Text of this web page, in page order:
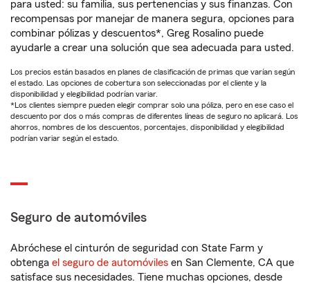
para usted: su familia, sus pertenencias y sus finanzas. Con
recompensas por manejar de manera segura, opciones para
combinar pólizas y descuentos*, Greg Rosalino puede
ayudarle a crear una solución que sea adecuada para usted.
Los precios están basados en planes de clasificación de primas que varían según
el estado. Las opciones de cobertura son seleccionadas por el cliente y la
disponibilidad y elegibilidad podrían variar.
*Los clientes siempre pueden elegir comprar solo una póliza, pero en ese caso el
descuento por dos o más compras de diferentes líneas de seguro no aplicará. Los
ahorros, nombres de los descuentos, porcentajes, disponibilidad y elegibilidad
podrían variar según el estado.
Seguro de automóviles
Abróchese el cinturón de seguridad con State Farm y
obtenga el seguro de automóviles en San Clemente, CA que
satisface sus necesidades. Tiene muchas opciones, desde